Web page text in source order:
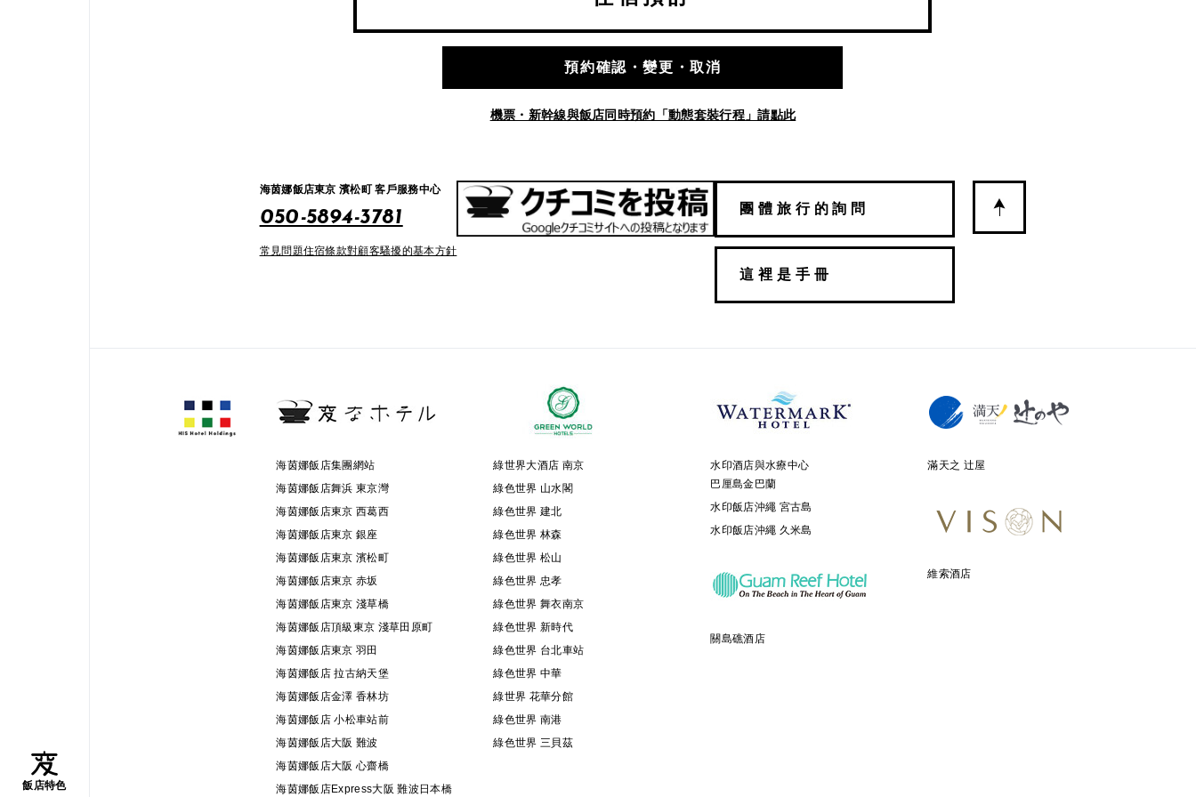
飯店特色
預約確認・變更・取消
機票・新幹線與飯店同時預約「動態套裝行程」請點此
海茵娜飯店東京 濱松町 客戶服務中心
050-5894-3781
常見問題住宿條款對顧客騷擾的基本方針
團體旅行的詢問
這裡是手冊
海茵娜飯店集團網站
海茵娜飯店舞浜 東京灣
海茵娜飯店東京 西葛西
海茵娜飯店東京 銀座
海茵娜飯店東京 濱松町
海茵娜飯店東京 赤坂
海茵娜飯店東京 淺草橋
海茵娜飯店頂級東京 淺草田原町
海茵娜飯店東京 羽田
海茵娜飯店 拉古納天堡
海茵娜飯店金澤 香林坊
海茵娜飯店 小松車站前
海茵娜飯店大阪 難波
海茵娜飯店大阪 心齋橋
海茵娜飯店Express大阪 難波日本橋
綠世界大酒店 南京
綠色世界 山水閣
綠色世界 建北
綠色世界 林森
綠色世界 松山
綠色世界 忠孝
綠色世界 舞衣南京
綠色世界 新時代
綠色世界 台北車站
綠色世界 中華
綠世界 花華分館
綠色世界 南港
綠色世界 三貝茲
水印酒店與水療中心
巴厘島金巴蘭
水印飯店沖繩 宮古島
水印飯店沖繩 久米島
關島礁酒店
滿天之 辻屋
維索酒店